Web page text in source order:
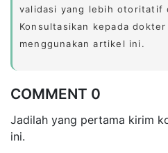
validasi yang lebih otoritatif
Konsultasikan kepada
menggunakan artikel ini.
COMMENT 0
Jadilah yang pertama kirim
ini.